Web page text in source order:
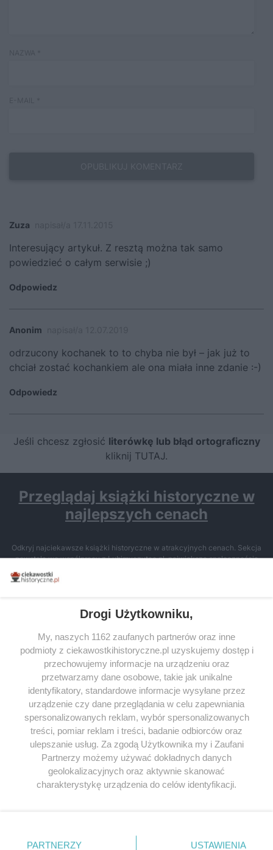
Zuza
Interesujący artykuł. Z resztą można tak samo
powiedzieć o całym serwisie ;)
Odpowiedz
Anonim
odrzucony kochanek to to chyba nie był – jak już to
chciał zostać kochankiem ale ona miała inne zdanie :-)
Odpowiedz
Jeśli chcesz zgłosić literówkę lub błąd ortograficzny
kliknij TUTAJ.
Przeglądaj książki historyczne w
najlepszych cenach
Odkryj najciekawsze książki historyczne w atrakcyjnych cenach. Sekcja
powstała we współpracy z Lubimyczytac.pl, największą społecznością
tytułów najwyżej ocenianych przez czytelników.
SERWIS
SPOŁECZNOŚĆ
WSPÓŁPRACA
KONTAKT
ODWIEDŹ RÓWNIEŻ:
Drogi Użytkowniku,
My, naszych 1162 zaufanych partnerów oraz inne
podmioty z ciekawostkihistoryczne.pl uzyskujemy dostęp i
przechowujemy informacje na urządzeniu oraz
przetwarzamy dane osobowe, takie jak unikalne
identyfikatory, standardowe informacje wysyłane przez
urządzenie czy dane przeglądania w celu zapewniania
spersonalizowanych reklam, wybór spersonalizowanych
treści, pomiar reklam i treści, badanie odbiorców oraz
ulepszanie usług. Za zgodą Użytkownika my i Zaufani
Partnerzy możemy używać dokładnych danych
geolokalizacyjnych oraz aktywnie skanować
charakterystykę urządzenia do celów identyfikacji.
zmienić/wycofać klikając przycisk ustawień prywatności
PARTNERZY USTAWIENIA